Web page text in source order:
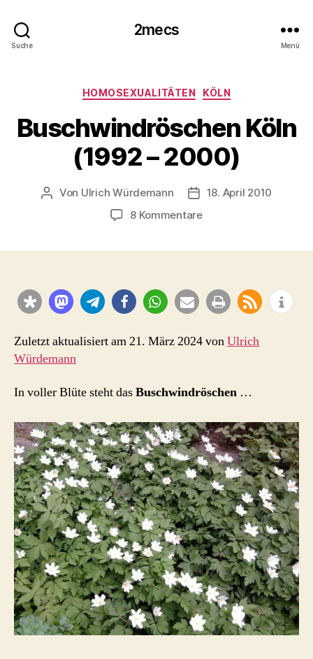
Suche
2mecs
Menü
Kategorien
HOMOSEXUALITÄTEN KÖLN
Buschwindröschen Köln
(1992 – 2000)
Beitragsautor
Von Ulrich Würdemann Beitragsdatum
18. April 2010
8 Kommentarezu
2000)
Zuletzt aktualisiert am 21. März 2024 vonUlrich
Würdemann
In voller Blüte steht dasBuschwindröschen …